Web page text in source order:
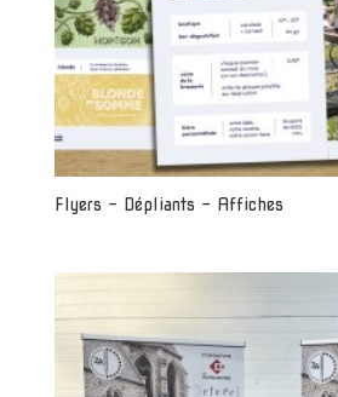
Flyers – Dépliants – Affiches